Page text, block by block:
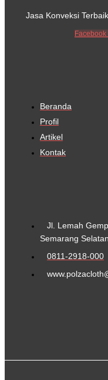
Jasa Konveksi
Facebook
Beranda
Profil
Artikel
Kontak
Jl. Lemah
Semarang
0811-2918-000